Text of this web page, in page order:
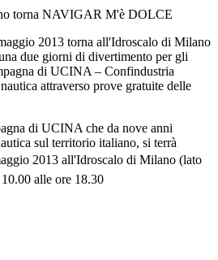
torna NAVIGAR M'è DOLCE
2013 torna all'Idroscalo di Milano
due giorni di divertimento per gli
di UCINA – Confindustria
attraverso prove gratuite delle
di UCINA che da nove anni
sul territorio italiano, si terrà
2013 all'Idroscalo di Milano (lato
alle ore 18.30